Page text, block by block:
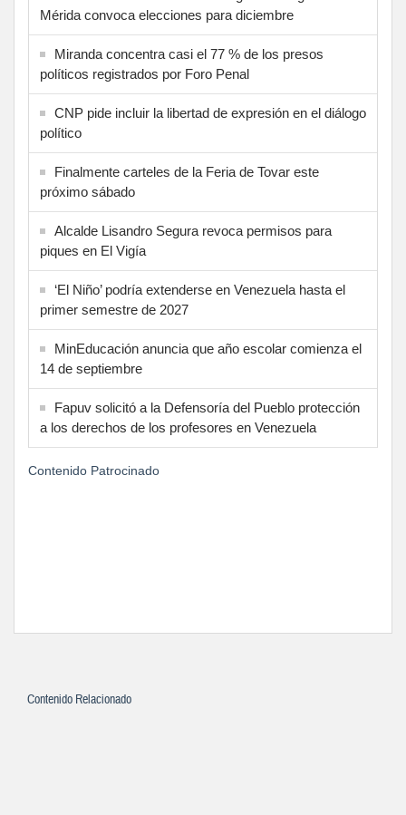
Mérida convoca elecciones para diciembre
Miranda concentra casi el 77 % de los presos
políticos registrados por Foro Penal
CNP pide incluir la libertad de expresión en el diálogo
político
Finalmente carteles de la Feria de Tovar este
próximo sábado
Alcalde Lisandro Segura revoca permisos para
piques en El Vigía
‘El Niño’ podría extenderse en Venezuela hasta el
primer semestre de 2027
MinEducación anuncia que año escolar comienza el
14 de septiembre
Fapuv solicitó a la Defensoría del Pueblo protección
a los derechos de los profesores en Venezuela
Contenido Patrocinado
Contenido Relacionado